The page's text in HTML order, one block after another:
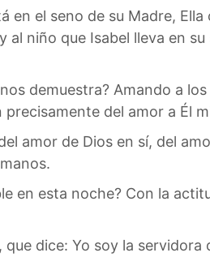
el seno de su Madre,
niño que Isabel lleva en
demuestra? Amando a
del amor a Él
amor de Dios en sí, del
en esta noche? Con la
dice: Yo soy la